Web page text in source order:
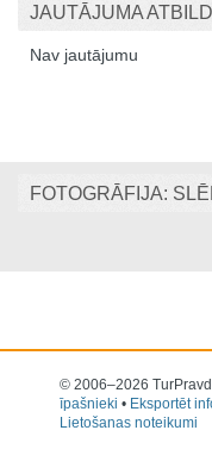
JAUTĀJUMA
Nav jautājumu
FOTOGRĀFIJA:
© 2006–2026
īpašnieki • Eksportēt
Lietošanas noteikumi